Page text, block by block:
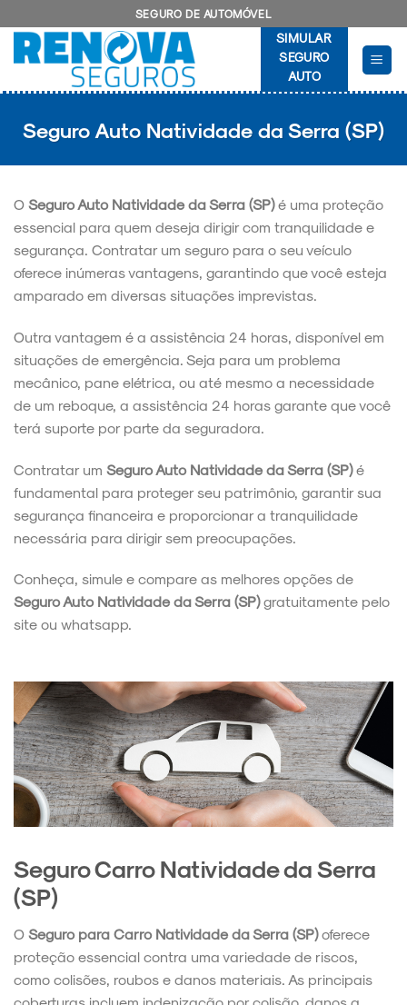
to
content
SEGURO DE AUTOMÓVEL
SIMULAR
SEGURO
AUTO
Seguro Auto Natividade da Serra (SP)
O Seguro Auto Natividade da Serra (SP)é uma proteção
essencial para quem deseja dirigir com tranquilidade e
segurança. Contratar um seguro para o seu veículo
oferece inúmeras vantagens, garantindo que você esteja
amparado em diversas situações imprevistas.
Outra vantagem é a assistência 24 horas, disponível em
situações de emergência. Seja para um problema
mecânico, pane elétrica, ou até mesmo a necessidade
de um reboque, a assistência 24 horas garante que você
terá suporte por parte da seguradora.
Contratar um Seguro Auto Natividade da Serra (SP)é
fundamental para proteger seu patrimônio, garantir sua
segurança financeira e proporcionar a tranquilidade
necessária para dirigir sem preocupações.
Conheça, simule e compare as melhores opções de
Seguro Auto Natividade da Serra (SP)gratuitamente pelo
site ou whatsapp.
Seguro Carro Natividade da Serra
(SP)
O Seguro para Carro Natividade da Serra (SP)oferece
proteção essencial contra uma variedade de riscos,
como colisões, roubos e danos materiais. As principais